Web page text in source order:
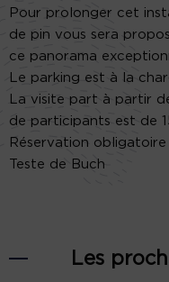
Pour prolonger cet
de pin vous sera
ce panorama
Le parking est à la
La visite part à partir
de participants est de
Réservation obligatoire
Teste de Buch
Les